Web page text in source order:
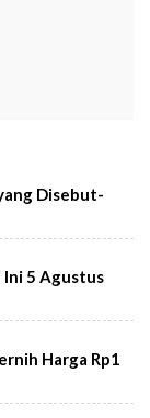
Disebut-
5 Agustus
Harga Rp1